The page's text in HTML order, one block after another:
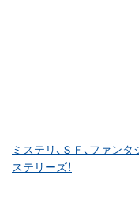
ミステリ、ＳＦ、ファン
ステリーズ！